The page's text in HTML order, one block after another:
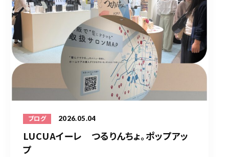
ブログ 2026.05.04
LUCUAイーレ つるりんちょ。ポップアッ
プ